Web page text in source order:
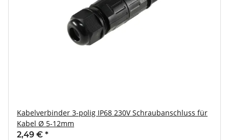
Kabelverbinder 3-polig IP68 230V Schraubanschluss für
Kabel Ø 5-12mm
2,49 € *